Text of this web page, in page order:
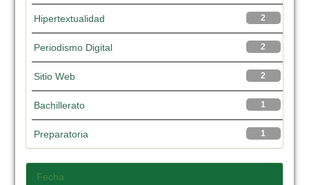
2
Hipertextualidad
2
Periodismo Digital
2
Sitio Web
1
Bachillerato
1
Preparatoria
Fecha